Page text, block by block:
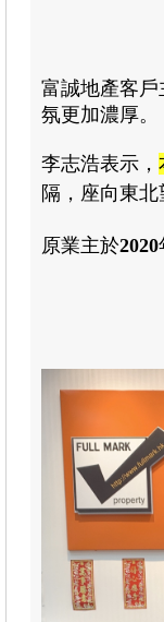
富誠地產客
氛更加濃厚。
李志浩表示 ，
隔 ，座向東
原業主於2020